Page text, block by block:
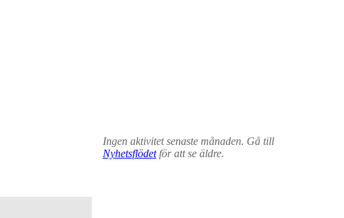
Ingen aktivitet senaste månaden. Gå till
Nyhetsflödetför att se äldre.